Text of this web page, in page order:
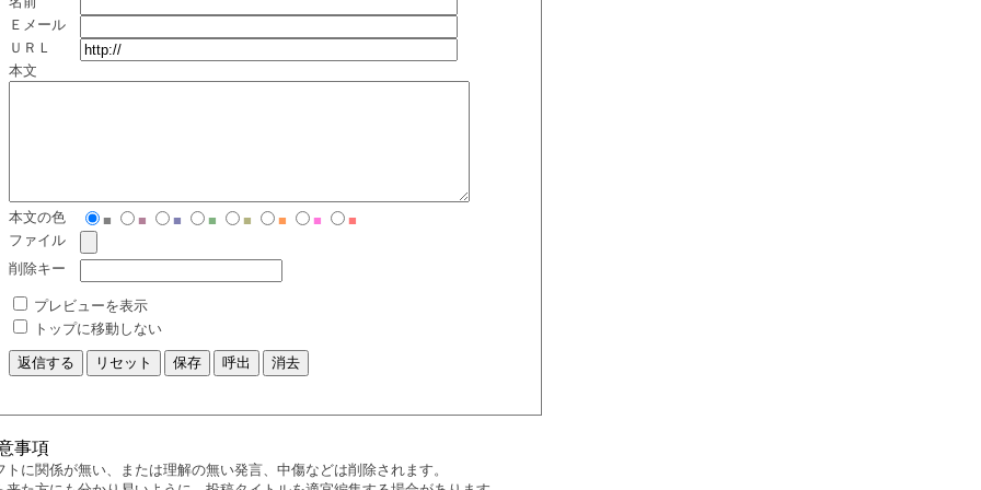
Ｅメール
ＵＲＬ
本文
本文の色 ■ ■ ■ ■ ■ ■ ■
■
ファイル
削除キー
プレビューを表示
トップに移動しない
事項
トに関係が無い、または理解の無い発言、中傷などは削除されます。